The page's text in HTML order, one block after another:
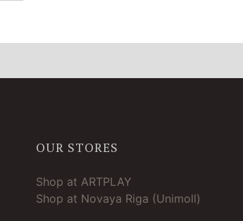
OUR STORES
Shop at ARTPLAY
Shop at Novaya Riga (Unimoll)